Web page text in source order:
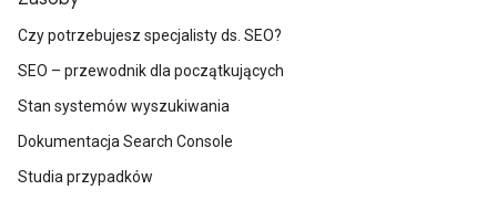
Czy potrzebujesz specjalisty ds. SEO?
SEO – przewodnik dla początkujących
Stan systemów wyszukiwania
Dokumentacja Search Console
Studia przypadków